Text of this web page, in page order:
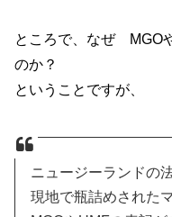
ところで、なぜ MGO
のか？
ということですが、
ニュージーランドの
現地で瓶詰めされた